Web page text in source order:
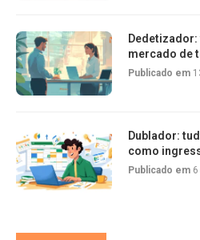
mercado de
Publicado em
Dublador:
como
Publicado em